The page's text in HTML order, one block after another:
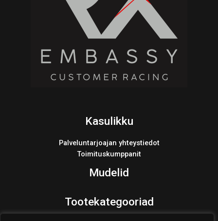
Kasulikku
Palveluntarjoajan yhteystiedot
Toimituskumppanit
Mudelid
Tootekategooriad